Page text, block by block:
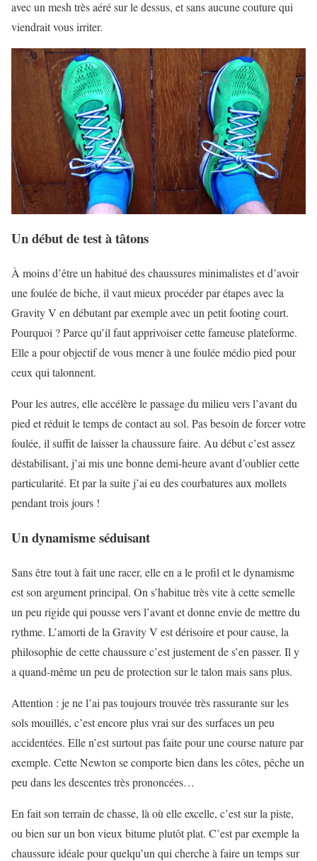
avec un mesh très aéré sur le dessus, et sans aucune couture qui
viendrait vous irriter.
Un début de test à tâtons
À moins d’être un habitué des chaussures minimalistes et d’avoir
une foulée de biche, il vaut mieux procéder par étapes avec la
Gravity V en débutant par exemple avec un petit footing court.
Pourquoi ? Parce qu’il faut apprivoiser cette fameuse plateforme.
Elle a pour objectif de vous mener à une foulée médio pied pour
ceux qui talonnent.
Pour les autres, elle accélère le passage du milieu vers l’avant du
pied et réduit le temps de contact au sol. Pas besoin de forcer votre
foulée, il suffit de laisser la chaussure faire. Au début c’est assez
déstabilisant, j’ai mis une bonne demi-heure avant d’oublier cette
particularité. Et par la suite j’ai eu des courbatures aux mollets
pendant trois jours !
Un dynamisme séduisant
Sans être tout à fait une racer, elle en a le profil et le dynamisme
est son argument principal. On s’habitue très vite à cette semelle
un peu rigide qui pousse vers l’avant et donne envie de mettre du
rythme. L’amorti de la Gravity V est dérisoire et pour cause, la
philosophie de cette chaussure c’est justement de s’en passer. Il y
a quand-même un peu de protection sur le talon mais sans plus.
Attention : je ne l’ai pas toujours trouvée très rassurante sur les
sols mouillés, c’est encore plus vrai sur des surfaces un peu
accidentées. Elle n’est surtout pas faite pour une course nature par
exemple. Cette Newton se comporte bien dans les côtes, pêche un
peu dans les descentes très prononcées…
En fait son terrain de chasse, là où elle excelle, c’est sur la piste,
ou bien sur un bon vieux bitume plutôt plat. C’est par exemple la
chaussure idéale pour quelqu’un qui cherche à faire un temps sur